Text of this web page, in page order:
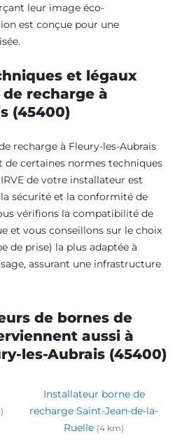
leur image éco-
est conçue pour une
et légaux
recharge à
(45400)
recharge à Fleury-les-Aubrais
de certaines normes techniques
de votre installateur est
sécurité et la conformité de
vérifions la compatibilité de
et vous conseillons sur le choix
de prise) la plus adaptée à
assurant une infrastructure
de bornes de
aussi à
les-Aubrais (45400)
Installateur borne de
recharge Saint-Jean-de-la-
Ruelle (4 km)